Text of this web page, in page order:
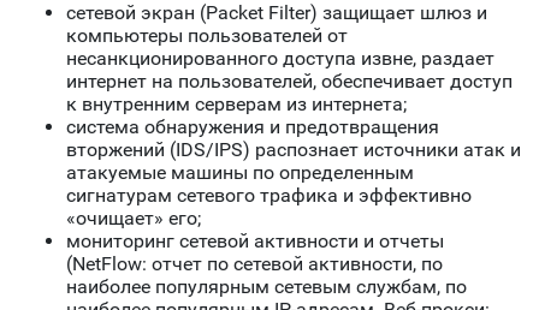
сетевой экран (Packet Filter) защищает шлюз и
компьютеры пользователей от
несанкционированного доступа извне, раздает
интернет на пользователей, обеспечивает доступ
к внутренним серверам из интернета;
система обнаружения и предотвращения
вторжений (IDS/IPS) распознает источники атак и
атакуемые машины по определенным
сигнатурам сетевого трафика и эффективно
«очищает» его;
мониторинг сетевой активности и отчеты
(NetFlow: отчет по сетевой активности, по
наиболее популярным сетевым службам, по